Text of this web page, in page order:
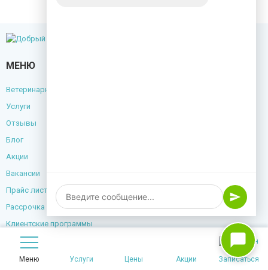
Меню Услуги Цены Акции Записаться
МЕНЮ
Ветеринарный центр
Услуги
Отзывы
Блог
Акции
Вакансии
Прайс лист
Рассрочка
Клиентские программы
Контакты